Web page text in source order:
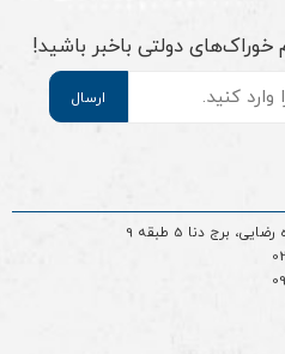
دولتی باخبر باشید!
برج دنا 5 طبقه 9